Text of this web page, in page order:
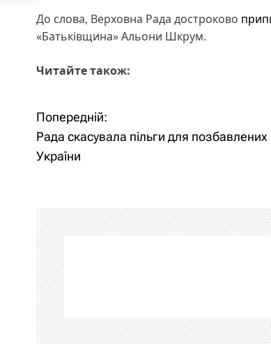
До слова, Верховна Рада достроково
«Батьківщина» Альони Шкрум.
Читайте також:
Н
а
і
г
а
ц
і
Попередній:
Рада скасувала пільги для
України